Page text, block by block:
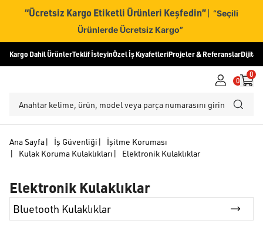
“Ücretsiz Kargo Etiketli Ürünleri Keşfedin” | “Seçili
Ürünlerde Ücretsiz Kargo”
Kargo Dahil ÜrünlerTeklif İsteyinÖzel İş KıyafetleriProjeler & ReferanslarDijital
0
0
Ana Sayfa| İş Güvenliği |
İşitme Koruması
|
Kulak Koruma Kulaklıkları | Elektronik Kulaklıklar
Elektronik Kulaklıklar
Bluetooth Kulaklıklar